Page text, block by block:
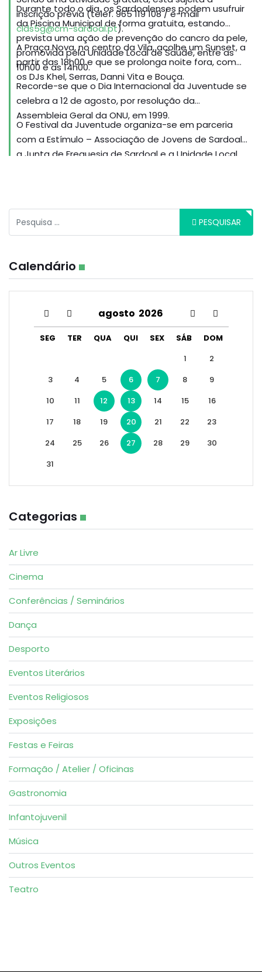
PESQUISAR
Calendário
agosto 2026
SEG TER QUA QUI SEX SÁB
DOM
1
2
3
4 5 6 7 8
9
10
11 12 13 14 15
16
17
18 19 20 21 22
23
24
25 26 27 28 29
30
31
Categorias
Ar Livre
Cinema
Conferências / Seminários
Dança
Desporto
Eventos Literários
Eventos Religiosos
Exposições
Festas e Feiras
Formação / Atelier / Oficinas
Gastronomia
Infantojuvenil
Música
Outros Eventos
Teatro
inscrição prévia (telef. 965 119 108 / e-mail
clds5g@cm-sardoal.pt).
Durante todo o dia, os Sardoalenses podem usufruir
da Piscina Municipal de forma gratuita, estando
prevista uma ação de prevenção do cancro da pele,
promovida pela Unidade Local de Saúde, entre as
10h00 e as 14h00.
A Praça Nova, no centro da Vila, acolhe um Sunset, a
partir das 18h00 e que se prolonga noite fora, com
os DJs Khel, Serras, Danni Vita e Bouça.
Recorde-se que o Dia Internacional da Juventude se
celebra a 12 de agosto, por resolução da
Assembleia Geral da ONU, em 1999.
O Festival da Juventude organiza-se em parceria
com a Estímulo – Associação de Jovens de Sardoal,
a Junta de Freguesia de Sardoal e a Unidade Local